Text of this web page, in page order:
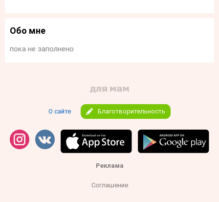
Обо мне
пока не заполнено
О сайте Благотворительность
Реклама
Соглашение